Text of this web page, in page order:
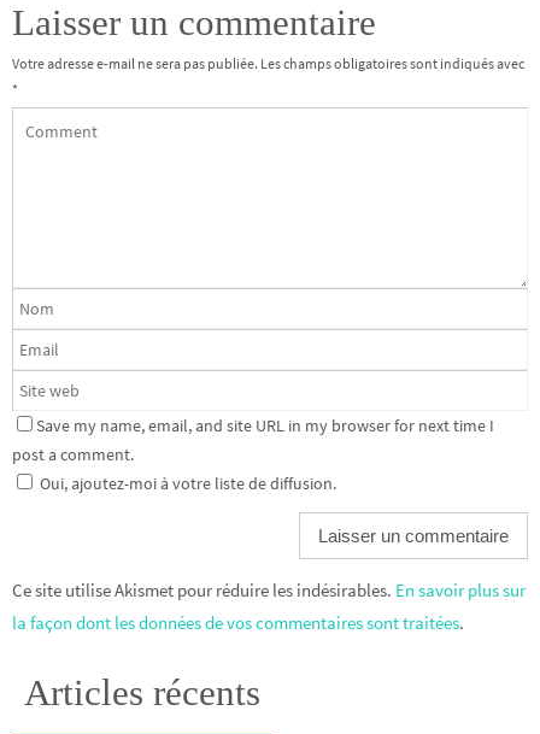
Laisser un commentaire
Votre adresse e-mail ne sera pas publiée. Les champs obligatoires sont indiqués avec
*
Save my name, email, and site URL in my browser for next time I
post a comment.
Oui, ajoutez-moi à votre liste de diffusion.
Ce site utilise Akismet pour réduire les indésirables. En savoir plus sur
la façon dont les données de vos commentaires sont traitées.
Articles récents